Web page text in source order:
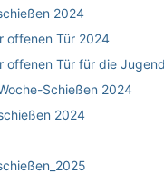
2024
offenen Tür 2024
offenen Tür für die
Schießen 2024
2024